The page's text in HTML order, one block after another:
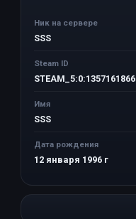
Ник на сервере
SSS
Steam ID
STEAM_5:0:1357161866
Имя
SSS
Дата рождения
12 января 1996 г